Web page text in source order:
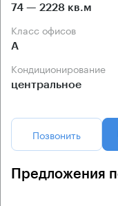
74 — 2228 кв.м
Класс офисов
А
Кондиционирование
центральное
Позвонить
Предложения